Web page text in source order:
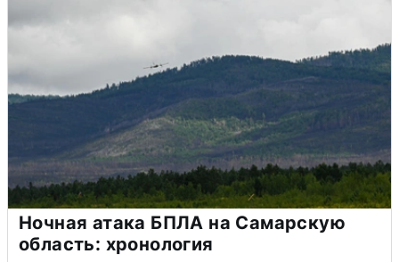
Ночная атака БПЛА на Самарскую
область: хронология